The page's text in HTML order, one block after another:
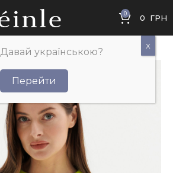
0 0 ГРН
Давай українською?
Перейти